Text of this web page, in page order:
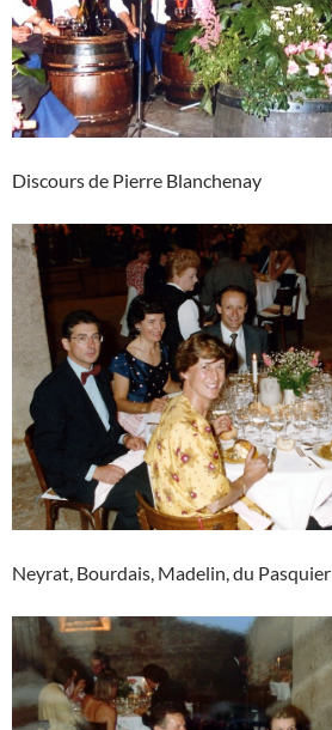
Discours de Pierre Blanchenay
Neyrat, Bourdais, Madelin, du Pasquier